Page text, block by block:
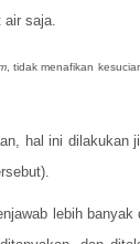
air saja.
, tidak menafikan
hal ini dilakukan
lebih